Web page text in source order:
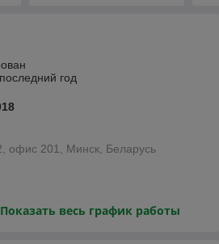
год
офис 201, Минск, Беларусь
Показать весь график работы